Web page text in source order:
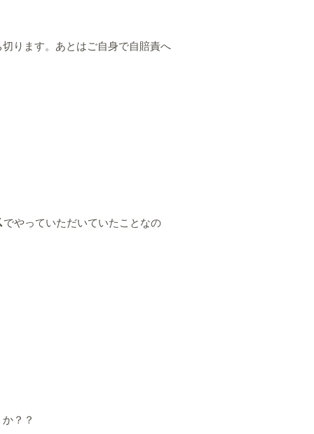
ります。あとはご自身で自賠責へ
でやっていただいていたことなの
？？